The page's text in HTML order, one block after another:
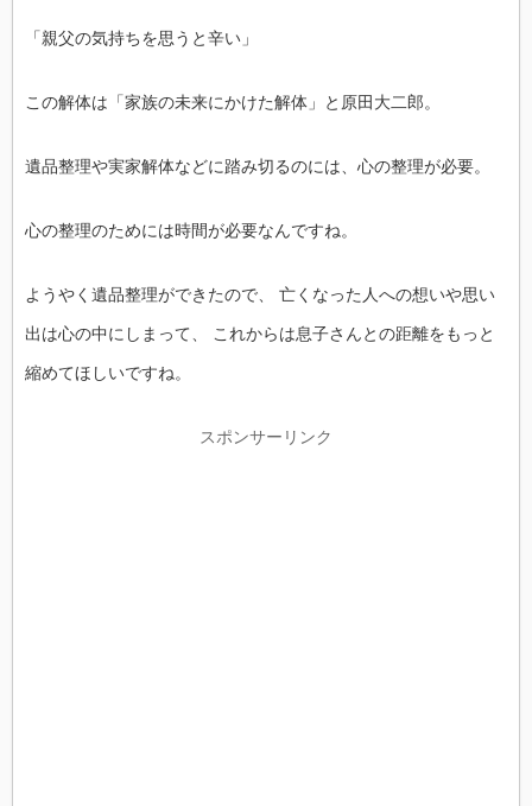
「親父の気持ちを思うと辛い」
この解体は「家族の未来にかけた解体」と原田大二郎。
遺品整理や実家解体などに踏み切るのには、心の整理が必要。
心の整理のためには時間が必要なんですね。
ようやく遺品整理ができたので、 亡くなった人への想いや思い
出は心の中にしまって、 これからは息子さんとの距離をもっと
縮めてほしいですね。
スポンサーリンク